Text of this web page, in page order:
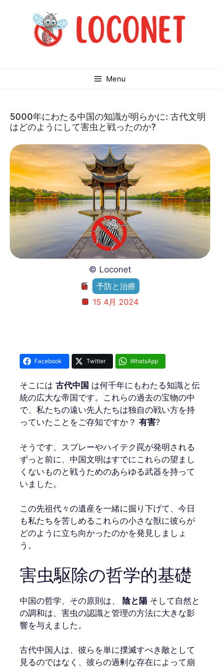
Menu
5000年にわたる中国の知識が明らかに: 古代文明
はどのようにして害虫と戦ったのか?
© Loconet
予防と治療
15 4月 2024
Facebook Twitter WhatsApp
そこには 古代中国 は何千年にもわたる知識と伝
統の広大な帝国です。これらの過去の宝物の中
で、私たちの遠い先人たちは独自の戦い方を持
っていたことをご存知ですか？ 有害?
そうです、スプレーやハイテク罠が発明される
ずっと前に、中国文明はすでにこれらの望まし
くないものと戦うためのあらゆる武器を持って
いました。
この先祖代々の遺産を一緒に掘り下げて、今日
も私たちを苦しめるこれらの小さな獣に彼らが
どのように立ち向かったのかを発見しましょ
う。
害虫駆除の哲学的基礎
中国の哲学、その原則は、 陰と陽 そして自然と
の調和は、害虫の認識と管理の方法に大きな影
響を与えました。
古代中国人は、彼らを単に撲滅すべき敵として
見るのではなく、彼らの過剰な存在によって崩